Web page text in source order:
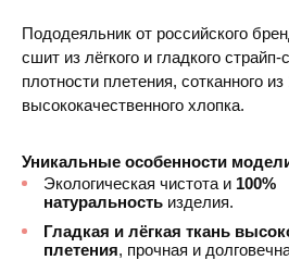
Пододеяльник от российского
сшит из лёгкого и гладкого
плотности плетения, сотканного из
высококачественного хлопка.
Уникальные особенности
Экологическая чистота и 100%
натуральность изделия.
Гладкая и лёгкая ткань
плетения, прочная и